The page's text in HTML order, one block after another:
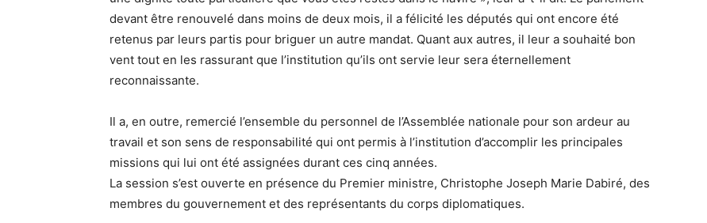
devant être renouvelé dans moins de deux mois, il a félicité les députés qui ont encore été
retenus par leurs partis pour briguer un autre mandat. Quant aux autres, il leur a souhaité bon
vent tout en les rassurant que l’institution qu’ils ont servie leur sera éternellement
reconnaissante.
Il a, en outre, remercié l’ensemble du personnel de l’Assemblée nationale pour son ardeur au
travail et son sens de responsabilité qui ont permis à l’institution d’accomplir les principales
missions qui lui ont été assignées durant ces cinq années.
La session s’est ouverte en présence du Premier ministre, Christophe Joseph Marie Dabiré, des
membres du gouvernement et des représentants du corps diplomatiques.